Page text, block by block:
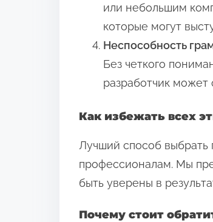
или небольшим
которые могут
Неспособность
Без четкого
разработчик может
Как избежать всех
Лучший способ выбрать
профессионалам. Мы
быть уверены в
Почему стоит